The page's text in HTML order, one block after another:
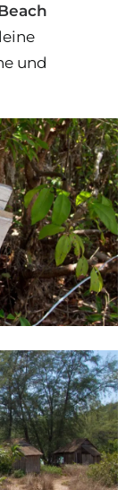
und